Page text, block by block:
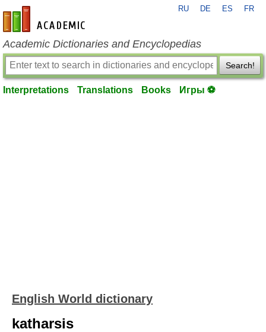
en-academic.com
RU DE ES FR
Academic Dictionaries and Encyclopedias
Search!
Interpretations Translations Books Игры ⚽
English World dictionary
katharsis